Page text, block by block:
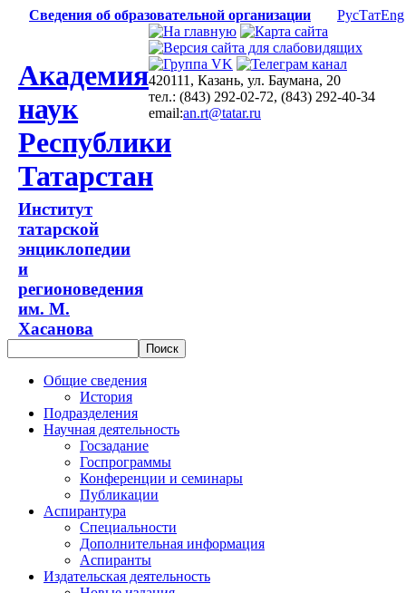
Сведения об образовательной организации РусТатEng
Академия
наук
Республики
Татарстан
Институт
татарской
энциклопедии
и
регионоведения
им. М.
Хасанова
420111, Казань, ул. Баумана, 20
тел.: (843) 292-02-72, (843) 292-40-34
email:an.rt@tatar.ru
Общие сведения
История
Подразделения
Научная деятельность
Госзадание
Госпрограммы
Конференции и семинары
Публикации
Аспирантура
Специальности
Дополнительная информация
Аспиранты
Издательская деятельность